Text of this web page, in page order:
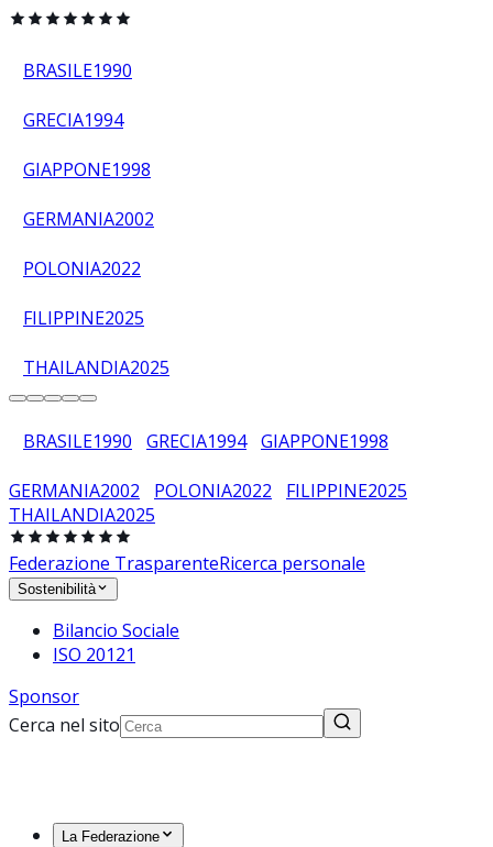
BRASILE1990
GRECIA1994
GIAPPONE1998
GERMANIA2002
POLONIA2022
FILIPPINE2025
THAILANDIA2025
BRASILE1990 GRECIA1994 GIAPPONE1998
GERMANIA2002 POLONIA2022 FILIPPINE2025
THAILANDIA2025
Federazione TrasparenteRicerca personale
Sostenibilità
Bilancio Sociale
ISO 20121
Sponsor
Cerca nel sito
La Federazione